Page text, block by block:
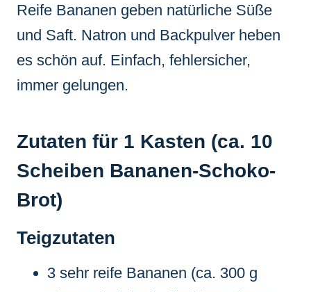
Reife Bananen geben natürliche Süße
und Saft. Natron und Backpulver heben
es schön auf. Einfach, fehlersicher,
immer gelungen.
Zutaten für 1 Kasten (ca. 10
Scheiben Bananen-Schoko-
Brot)
Teigzutaten
3 sehr reife Bananen (ca. 300 g